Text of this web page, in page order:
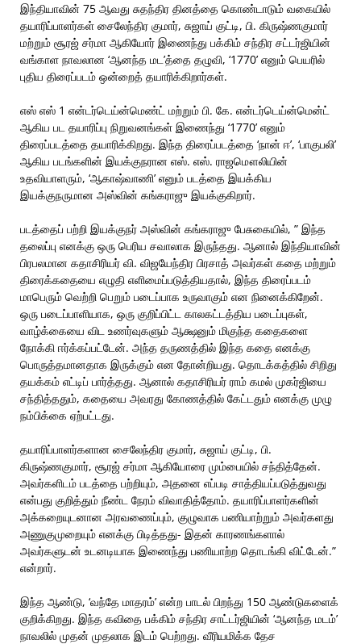
இந்தியாவின் 75 ஆவது சுதந்திர தினத்தை கொண்டாடும் வகையில்
தயாரிப்பாளர்கள் சைலேந்திர குமார், சுஜாய் குட்டி, பி. கிருஷ்ணகுமார்
மற்றும் சூரஜ் சர்மா ஆகியோர் இணைந்து பக்கிம் சந்திர சட்டர்ஜியின்
வங்காள நாவலான ‘ஆனந்த மட’த்தை தழுவி, ‘1770’ எனும் பெயரில்
புதிய திரைப்படம் ஒன்றைத் தயாரிக்கிறார்கள்.
எஸ் எஸ் 1 என்டர்டெய்ன்மெண்ட் மற்றும் பி. கே. என்டர்டெய்ன்மென்ட்
ஆகிய பட தயாரிப்பு நிறுவனங்கள் இணைந்து ‘1770’ எனும்
திரைப்படத்தை தயாரிக்கிறது. இந்த திரைப்படத்தை ‘நான் ஈ’, ‘பாகுபலி’
ஆகிய படங்களின் இயக்குநரான எஸ். எஸ். ராஜமௌலியின்
உதவியாளரும், ‘ஆகாஷ்வாணி’ எனும் படத்தை இயக்கிய
இயக்குநருமான அஸ்வின் கங்கராஜு இயக்குகிறார்.
படத்தைப் பற்றி இயக்குநர் அஸ்வின் கங்கராஜு பேசுகையில், ” இந்த
தலைப்பு எனக்கு ஒரு பெரிய சவாலாக இருந்தது. ஆனால் இந்தியாவின்
பிரபலமான கதாசிரியர் வி. விஜயேந்திர பிரசாத் அவர்கள் கதை மற்றும்
திரைக்கதையை எழுதி எளிமைப்படுத்தியதால், இந்த திரைப்படம்
மாபெரும் வெற்றி பெறும் படைப்பாக உருவாகும் என நினைக்கிறேன்.
ஒரு படைப்பாளியாக, ஒரு குறிப்பிட்ட காலகட்டத்திய படைப்புகள்,
வாழ்க்கையை விட உணர்வுகளும் ஆக்ஷனும் மிகுந்த கதைகளை
நோக்கி ஈர்க்கப்பட்டேன். அந்த தருணத்தில் இந்த கதை எனக்கு
பொருத்தமானதாக இருக்கும் என தோன்றியது. தொடக்கத்தில் சிறிது
தயக்கம் எட்டிப் பார்த்தது. ஆனால் கதாசிரியர் ராம் கமல் முகர்ஜியை
சந்தித்ததும், கதையை அவரது கோணத்தில் கேட்டதும் எனக்கு முழு
நம்பிக்கை ஏற்பட்டது.
தயாரிப்பாளர்களான சைலேந்திர குமார், சுஜாய் குட்டி, பி.
கிருஷ்ணகுமார், சூரஜ் சர்மா ஆகியோரை மும்பையில் சந்தித்தேன்.
அவர்களிடம் படத்தை பற்றியும், அதனை எப்படி சாத்தியப்படுத்துவது
என்பது குறித்தும் நீண்ட நேரம் விவாதித்தோம். தயாரிப்பாளர்களின்
அக்கறையுடனான அரவணைப்பும், குழுவாக பணியாற்றும் அவர்களது
அணுகுமுறையும் எனக்கு பிடித்தது- இதன் காரணங்களால்
அவர்களுடன் உடனடியாக இணைந்து பணியாற்ற தொடங்கி விட்டேன்.”
என்றார்.
இந்த ஆண்டு, ‘வந்தே மாதரம்’ என்ற பாடல் பிறந்து 150 ஆண்டுகளைக்
குறிக்கிறது. இந்த கவிதை பக்கிம் சந்திர சாட்டர்ஜியின் ‘ஆனந்த மடம்’
நாவலில் முதன் முதலாக இடம் பெற்றது. வீரியமிக்க தேச